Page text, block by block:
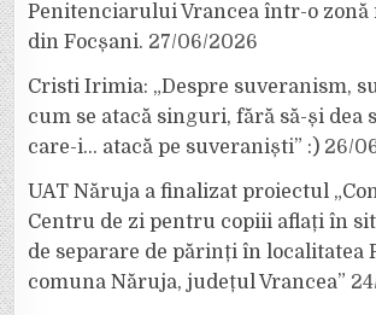
Penitenciarului Vrancea într-o zonă
din Focșani. 27/06/2026
Cristi Irimia: „Despre suveranism,
cum se atacă singuri, fără să-și dea
care-i… atacă pe suveraniști” :) 26/
UAT Năruja a finalizat proiectul
Centru de zi pentru copiii aflați în
de separare de părinți în localitatea
comuna Năruja, județul Vrancea”